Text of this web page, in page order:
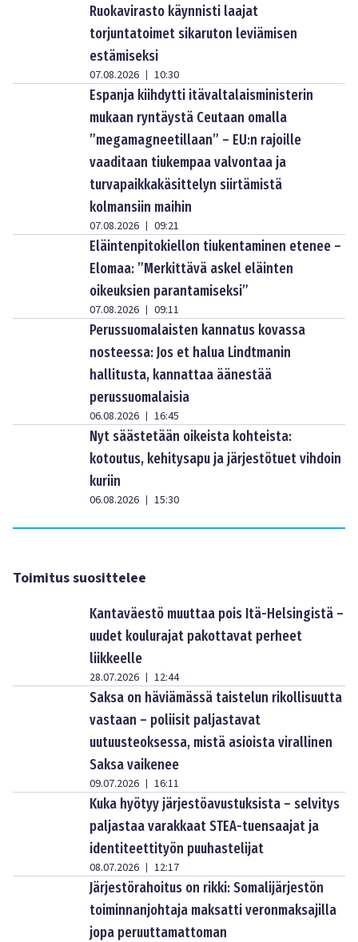
Ruokavirasto käynnisti laajat
torjuntatoimet sikaruton leviämisen
estämiseksi
07.08.2026 | 10:30
Espanja kiihdytti itävaltalaisministerin
mukaan ryntäystä Ceutaan omalla
”megamagneetillaan” – EU:n rajoille
vaaditaan tiukempaa valvontaa ja
turvapaikkakäsittelyn siirtämistä
kolmansiin maihin
07.08.2026 | 09:21
Eläintenpitokiellon tiukentaminen etenee –
Elomaa: ”Merkittävä askel eläinten
oikeuksien parantamiseksi”
07.08.2026 | 09:11
Perussuomalaisten kannatus kovassa
nosteessa: Jos et halua Lindtmanin
hallitusta, kannattaa äänestää
perussuomalaisia
06.08.2026 | 16:45
Nyt säästetään oikeista kohteista:
kotoutus, kehitysapu ja järjestötuet vihdoin
kuriin
06.08.2026 | 15:30
Toimitus suosittelee
Kantaväestö muuttaa pois Itä-Helsingistä –
uudet koulurajat pakottavat perheet
liikkeelle
28.07.2026 | 12:44
Saksa on häviämässä taistelun rikollisuutta
vastaan – poliisit paljastavat
uutuusteoksessa, mistä asioista virallinen
Saksa vaikenee
09.07.2026 | 16:11
Kuka hyötyy järjestöavustuksista – selvitys
paljastaa varakkaat STEA-tuensaajat ja
identiteettityön puuhastelijat
08.07.2026 | 12:17
Järjestörahoitus on rikki: Somalijärjestön
toiminnanjohtaja maksatti veronmaksajilla
jopa peruuttamattoman